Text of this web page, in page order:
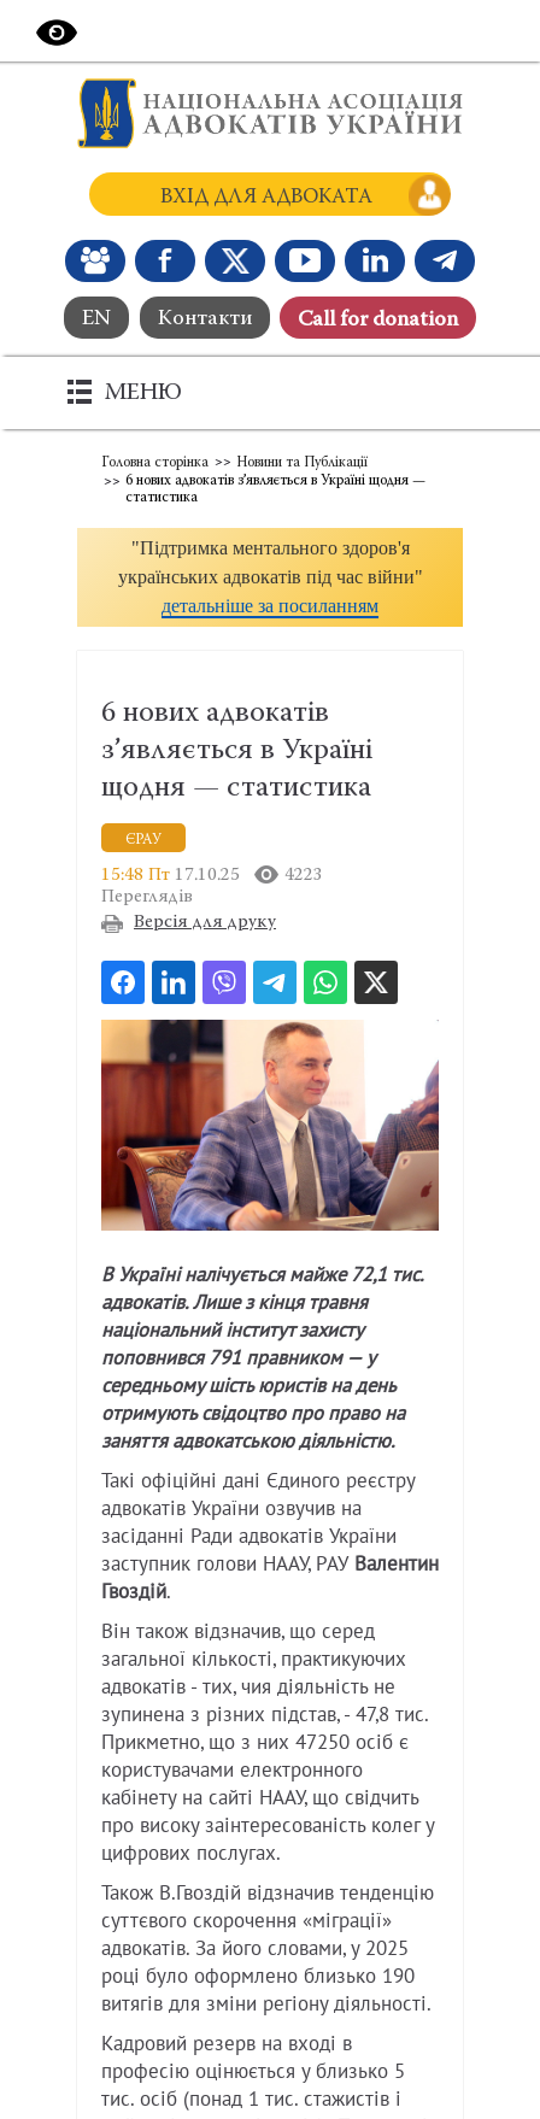
EN Контакти Сall for donation
ВХІД ДЛЯ АДВОКАТА
МЕНЮ
Головна сторінка
Новини та Публікації
6 нових адвокатів з’являється в Україні щодня —
статистика
"Підтримка ментального здоров'я
українських адвокатів під час війни"
детальніше за посиланням
6 нових адвокатів
з’являється в Україні
щодня — статистика
ЄРАУ
15:48 Пт 17.10.25
4223
Переглядів
Версія для друку
В Україні налічується майже 72,1 тис.
адвокатів. Лише з кінця травня
національний інститут захисту
поповнився 791 правником — у
середньому шість юристів на день
отримують свідоцтво про право на
заняття адвокатською діяльністю.
Такі офіційні дані Єдиного реєстру
адвокатів України озвучив на
засіданні Ради адвокатів України
заступник голови НААУ, РАУ Валентин
Гвоздій.
Він також відзначив, що серед
загальної кількості, практикуючих
адвокатів - тих, чия діяльність не
зупинена з різних підстав, - 47,8 тис.
Прикметно, що з них 47250 осіб є
користувачами електронного
кабінету на сайті НААУ, що свідчить
про високу заінтересованість колег у
цифрових послугах.
Також В.Гвоздій відзначив тенденцію
суттєвого скорочення «міграції»
адвокатів. За його словами, у 2025
році було оформлено близько 190
витягів для зміни регіону діяльності.
Кадровий резерв на вході в
професію оцінюється у близько 5
тис. осіб (понад 1 тис. стажистів і